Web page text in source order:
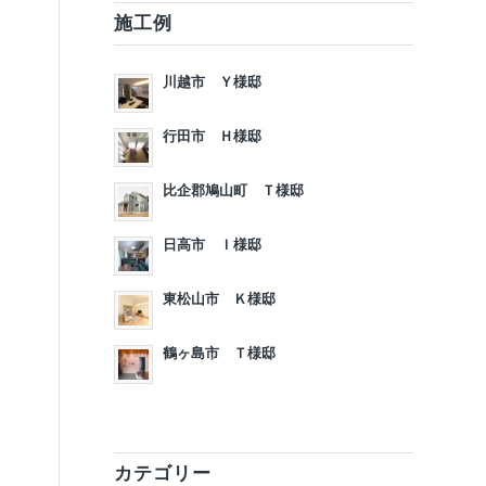
施工例
川越市 Ｙ様邸
行田市 Ｈ様邸
比企郡鳩山町 Ｔ様邸
日高市 Ｉ様邸
東松山市 Ｋ様邸
鶴ヶ島市 Ｔ様邸
カテゴリー